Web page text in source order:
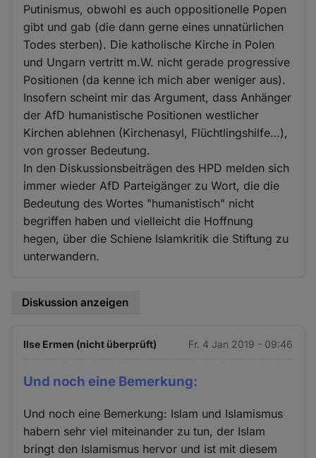
Putinismus, obwohl es auch oppositionelle Popen
gibt und gab (die dann gerne eines unnatürlichen
Todes sterben). Die katholische Kirche in Polen
und Ungarn vertritt m.W. nicht gerade progressive
Positionen (da kenne ich mich aber weniger aus).
Insofern scheint mir das Argument, dass Anhänger
der AfD humanistische Positionen westlicher
Kirchen ablehnen (Kirchenasyl, Flüchtlingshilfe…),
von grosser Bedeutung.
In den Diskussionsbeiträgen des HPD melden sich
immer wieder AfD Parteigänger zu Wort, die die
Bedeutung des Wortes "humanistisch" nicht
begriffen haben und vielleicht die Hoffnung
hegen, über die Schiene Islamkritik die Stiftung zu
unterwandern.
Diskussion anzeigen
Ilse Ermen (nicht überprüft) Fr. 4 Jan 2019 - 09:46
Und noch eine Bemerkung:
Und noch eine Bemerkung: Islam und Islamismus
habern sehr viel miteinander zu tun, der Islam
bringt den Islamismus hervor und ist mit diesem